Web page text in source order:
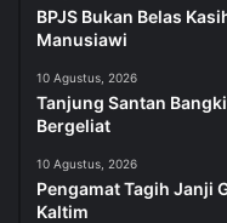
BPJS Bukan Belas
Manusiawi
10 Agustus, 2026
Tanjung Santan
Bergeliat
10 Agustus, 2026
Pengamat Tagih Janji
Kaltim